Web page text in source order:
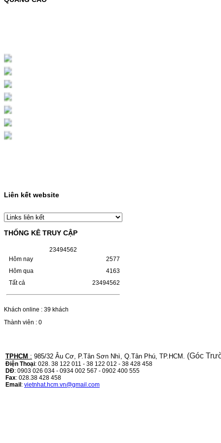
MỰC NẠP MÀU 119A CHO DÒNG MÁY HP
Chọn mua
HỘP MỰC MÀU SAMSUNG
CLT-403S CHO DÒNG MÁY
SL-C435/C436
HỘP MỰC MÀU SAMSUNG CLT-403S CHO
DÒNG MÁY SL-C435/C436MÃ HỘP MỰC:-
Samsung CLT-403S- Loại mực: Mực in laser
màuSỬ DỤNG CHO MÁY IN:- Samsung SL-
(W1110A) CHO DÒNG MÁY
LBP 243/MF 461DW
MÁY LBP 243/MF 461DWMÃ HỘP MỰC:-
Hộp mực HP 110A (W1110A)- Loại mực:
Mực in laser trắng đenSỬ DỤNG CHO MÁY
IN:- HP…
Giá : 249.000VND
Chọn mua
HỘP MỰC CANON CRG-070
HỘP MỰC CANON CRG-070 CHO DÒNG
MÁY LBP 243/MF 461DW MÃ HỘP MỰC:–
Hộp mực Canon CRG-070– Loại mực: Mực
in laser trắng đenSỬ DỤNG CHO MÁY IN:–
Canon i-SENSYS…
Liên kết website
THỐNG KÊ TRUY CẬP
23494562
Hôm nay
Hôm qua
Tất cả
2577
4163
23494562
Khách online : 39 khách
Thành viên : 0
TPHCM : 985/32 Âu Cơ, P.Tân Sơn Nhì, Q.Tân Phú, TP.HCM. (Góc
Điện Thoại: 028. 38 122 011 - 38 122 012 - 38 428 458
DĐ: 0903 026 034 - 0934 002 567 - 0902 400 555
Fax: 028.38 428 458
Email: vietnhat.hcm.vn@gmail.com